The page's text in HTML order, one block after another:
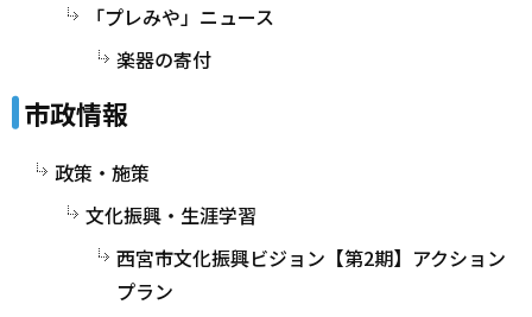
「プレみや」ニュース
楽器の寄付
市政情報
政策・施策
文化振興・生涯学習
西宮市文化振興ビジョン【第2期】アクション
プラン